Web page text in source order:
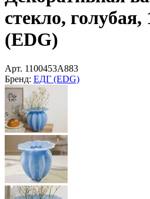
Гирлянды на солнечных
Кашпо и подставки для цветов
Коллекция Прованс
Пляжный отдых
Детская площадка
Хэллоуин
Пасхальная коллекция
Масленица
(13)
О любимом магазине
Смотреть >
ЁЛКА по параметрам
Подобрать >
Главная